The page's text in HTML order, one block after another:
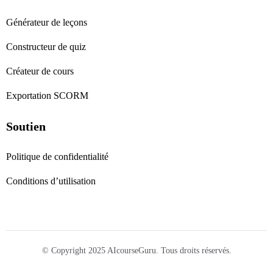
Générateur de leçons
Constructeur de quiz
Créateur de cours
Exportation SCORM
Soutien
Politique de confidentialité
Conditions d’utilisation
© Copyright 2025 AIcourseGuru. Tous droits réservés.